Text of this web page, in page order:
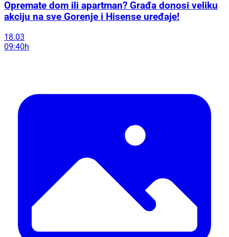
Opremate dom ili apartman? Građa donosi veliku
akciju na sve Gorenje i Hisense uređaje!
18.03
09:40h